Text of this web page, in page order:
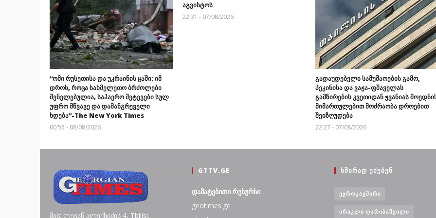
“ომი რუსეთისა და უკრაინის ცაში: იმ
დროს, როცა სახმელეთო ბრძოლები
შენელებულია, საჰაერო შეტევები სულ
უფრო მწვავე და დამანგრეველი
ხდება”-The New York Times
00:55 - 08/08/2026
აგვისტოს
22:31 - 07/08/2026
გადაუდებელი სამუშაოების გამო,
პეკინისა და ვაჟა-ფშაველას
გამზირების კვეთიდან ჟვანიას
მიმართულებით მოძრაობა დროებით
შეიზღუდება
22:27 - 07/08/2026
მის: ლევან ალექსიძის 4, Tbilisi,
GTTV.GE
დამატებითი რესურსი
geotimes.ge
ᲮᲨᲘᲠᲐᲓ ᲔᲫᲔᲑᲔᲜ
ᲔᲕᲠᲝᲙᲐᲕᲨᲘᲠᲘ
ᲘᲠᲐᲙᲚᲘ ᲦᲐᲠᲘᲑᲐᲨᲕᲘᲚᲘ